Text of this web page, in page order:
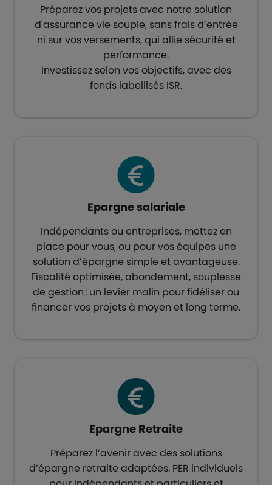
Préparez vos projets avec notre solution
d'assurance vie souple, sans frais d’entrée
ni sur vos versements, qui allie sécurité et
performance.
Investissez selon vos objectifs, avec des
fonds labellisés ISR.​
Epargne salariale​
Indépendants ou entreprises, mettez en
place pour vous, ou pour vos équipes une
solution d’épargne simple et avantageuse.
Fiscalité optimisée, abondement, souplesse
de gestion : un levier malin pour fidéliser ou
financer vos projets à moyen et long terme.​
Epargne Retraite​
Préparez l’avenir avec des solutions
d’épargne retraite adaptées. PER individuels